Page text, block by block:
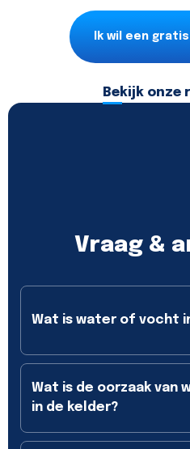
Ik wil een
Bekijk onze
Vraag &
Wat is water of vocht
Wat is de oorzaak van
in de kelder?